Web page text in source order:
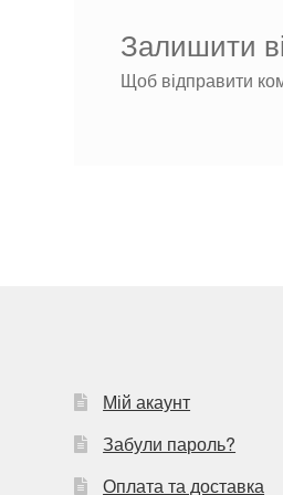
Залишити
Щоб відправити
Мій акаунт
Забули пароль?
Оплата та доставка